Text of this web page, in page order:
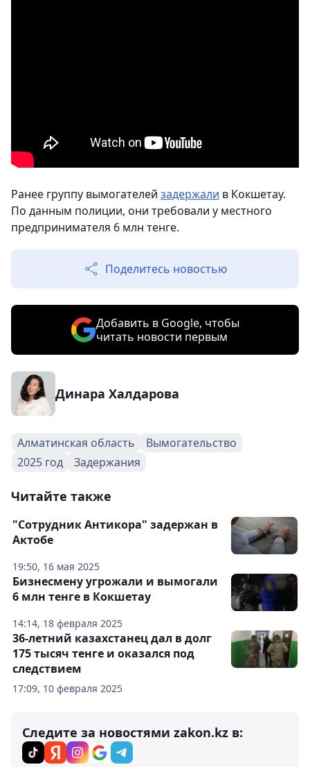
Ранее группу вымогателей задержали в Кокшетау.
По данным полиции, они требовали у местного
предпринимателя 6 млн тенге.
Поделитесь новостью
Добавить в Google, чтобы
читать новости первым
Динара Халдарова
Алматинская область
Вымогательство
2025 год
Задержания
Читайте также
19:50, 16 мая 2025
"Сотрудник Антикора" задержан в
Актобе
14:14, 18 февраля 2025
Бизнесмену угрожали и вымогали
6 млн тенге в Кокшетау
17:09, 10 февраля 2025
36-летний казахстанец дал в долг
175 тысяч тенге и оказался под
следствием
Следите за новостями zakon.kz в: